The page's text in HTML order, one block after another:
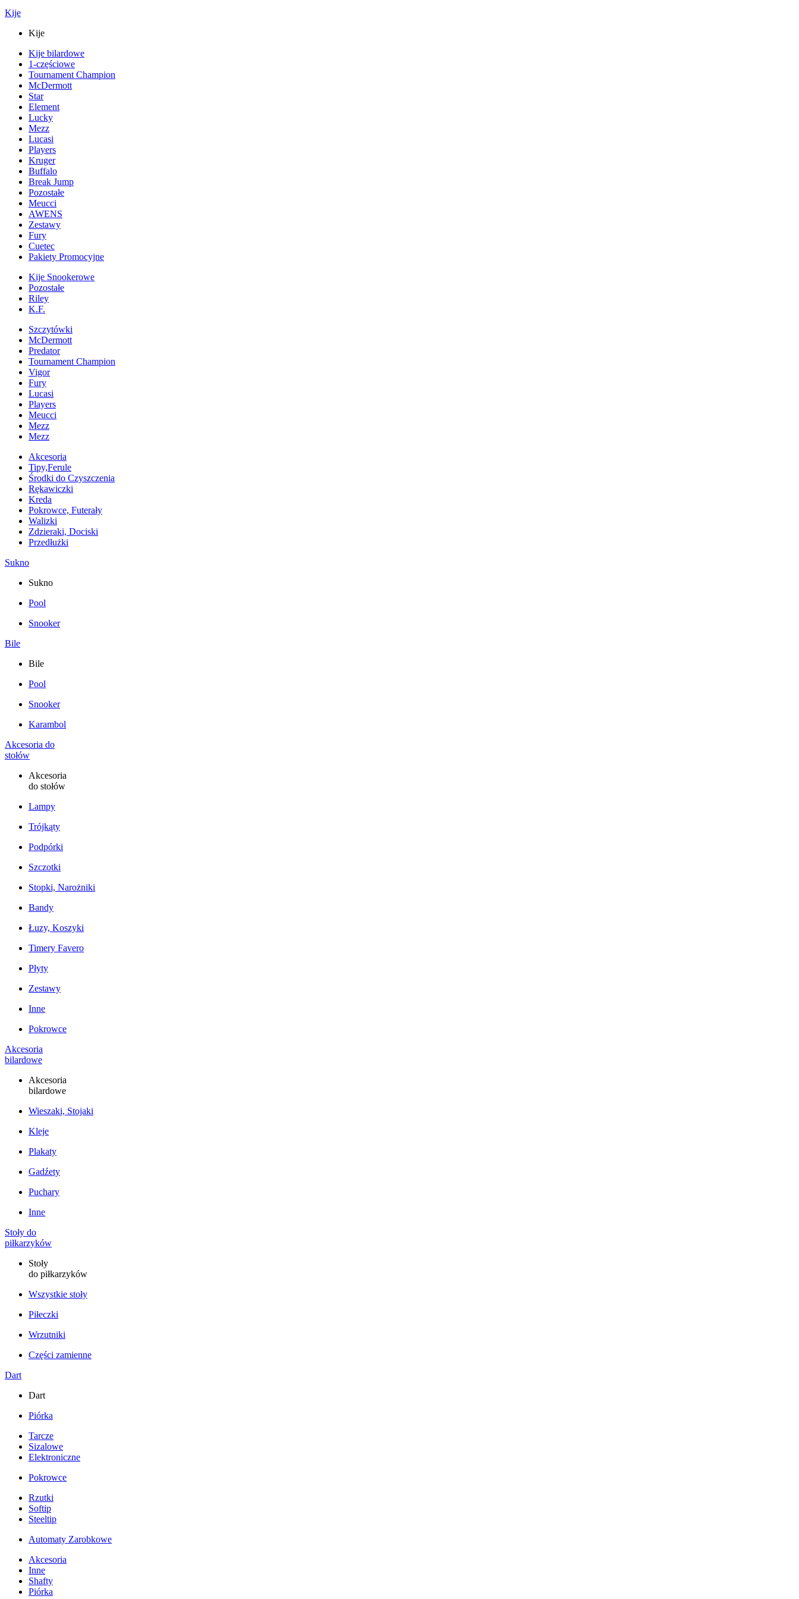
Kije
Kije
Kije bilardowe
1-częściowe
Tournament Champion
McDermott
Star
Element
Lucky
Mezz
Lucasi
Players
Kruger
Buffalo
Break Jump
Pozostałe
Meucci
AWENS
Zestawy
Fury
Cuetec
Pakiety Promocyjne
Kije Snookerowe
Pozostałe
Riley
K.F.
Szczytówki
McDermott
Predator
Tournament Champion
Vigor
Fury
Lucasi
Players
Meucci
Mezz
Mezz
Akcesoria
Tipy,Ferule
Środki do Czyszczenia
Rękawiczki
Kreda
Pokrowce, Futerały
Walizki
Zdzieraki, Dociski
Przedłużki
Sukno
Sukno
Pool
Snooker
Bile
Bile
Pool
Snooker
Karambol
Akcesoria do
stołów
Akcesoria
do stołów
Lampy
Trójkąty
Podpórki
Szczotki
Stopki, Narożniki
Bandy
Łuzy, Koszyki
Timery Favero
Płyty
Zestawy
Inne
Pokrowce
Akcesoria
bilardowe
Akcesoria
bilardowe
Wieszaki, Stojaki
Kleje
Plakaty
Gadźety
Puchary
Inne
Stoły do
piłkarzyków
Stoły
do piłkarzyków
Wszystkie stoły
Piłeczki
Wrzutniki
Części zamienne
Dart
Dart
Piórka
Tarcze
Sizalowe
Elektroniczne
Pokrowce
Rzutki
Softip
Steeltip
Automaty Zarobkowe
Akcesoria
Inne
Shafty
Piórka